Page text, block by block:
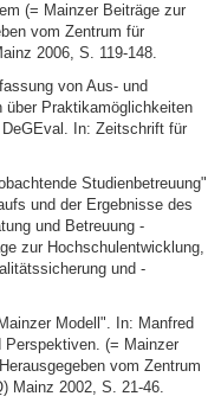
(= Mainzer Beiträge zur
vom Zentrum für
2006, S. 119-148.
von Aus- und
über Praktikamöglichkeiten
In: Zeitschrift für
Studienbetreuung"
und der Ergebnisse des
und Betreuung -
zur Hochschulentwicklung,
und -
Modell". In: Manfred
Perspektiven. (= Mainzer
vom Zentrum
Mainz 2002, S. 21-46.